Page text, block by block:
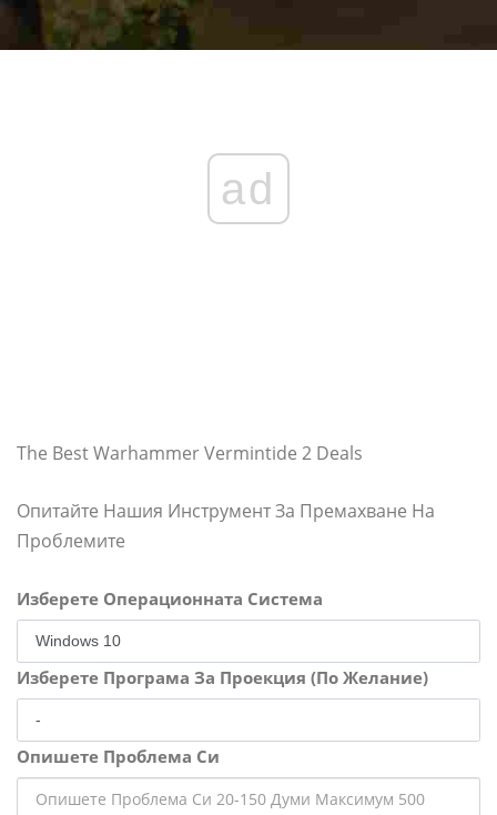
ad
The Best Warhammer Vermintide 2 Deals
Опитайте Нашия Инструмент За Премахване На
Проблемите
Изберете Операционната Система
Изберете Програма За Проекция (По Желание)
Опишете Проблема Си